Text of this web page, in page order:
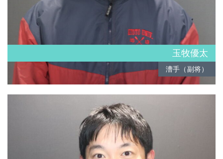
玉牧優太
漕手（副将）